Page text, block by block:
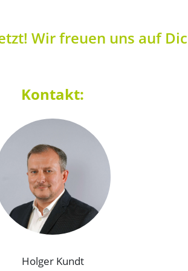
Wir freuen uns auf
Kontakt:
Holger Kundt